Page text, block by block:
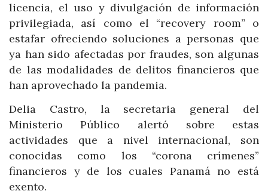
licencia, el uso y divulgación de información
privilegiada, así como el “recovery room” o
estafar ofreciendo soluciones a personas que
ya han sido afectadas por fraudes, son algunas
de las modalidades de delitos financieros que
han aprovechado la pandemia.
Delia Castro, la secretaria general del
Ministerio Público alertó sobre estas
actividades que a nivel internacional, son
conocidas como los “corona crímenes”
financieros y de los cuales Panamá no está
exento.